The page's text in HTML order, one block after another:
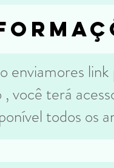
enviamores link
você terá
todos os